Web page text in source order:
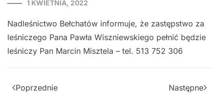
1 KWIETNIA, 2022
Nadleśnictwo Bełchatów informuje, że zastępstwo za
leśniczego Pana Pawła Wiszniewskiego pełnić będzie
leśniczy Pan Marcin Misztela – tel. 513 752 306
Poprzednie Następne